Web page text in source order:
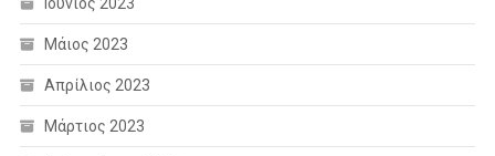
Μάιος 2023
Απρίλιος 2023
Μάρτιος 2023